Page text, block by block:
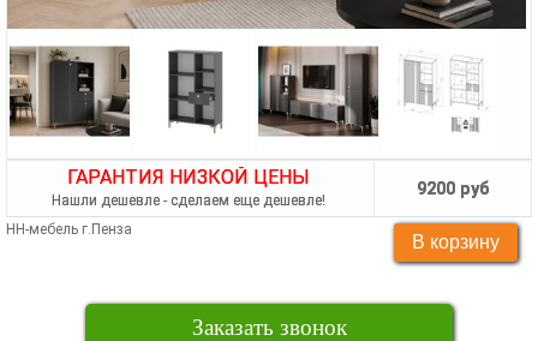
ГАРАНТИЯ НИЗКОЙ ЦЕНЫ
Нашли дешевле - сделаем еще дешевле!
9200 руб
НН-мебель г.Пенза
Заказать звонок